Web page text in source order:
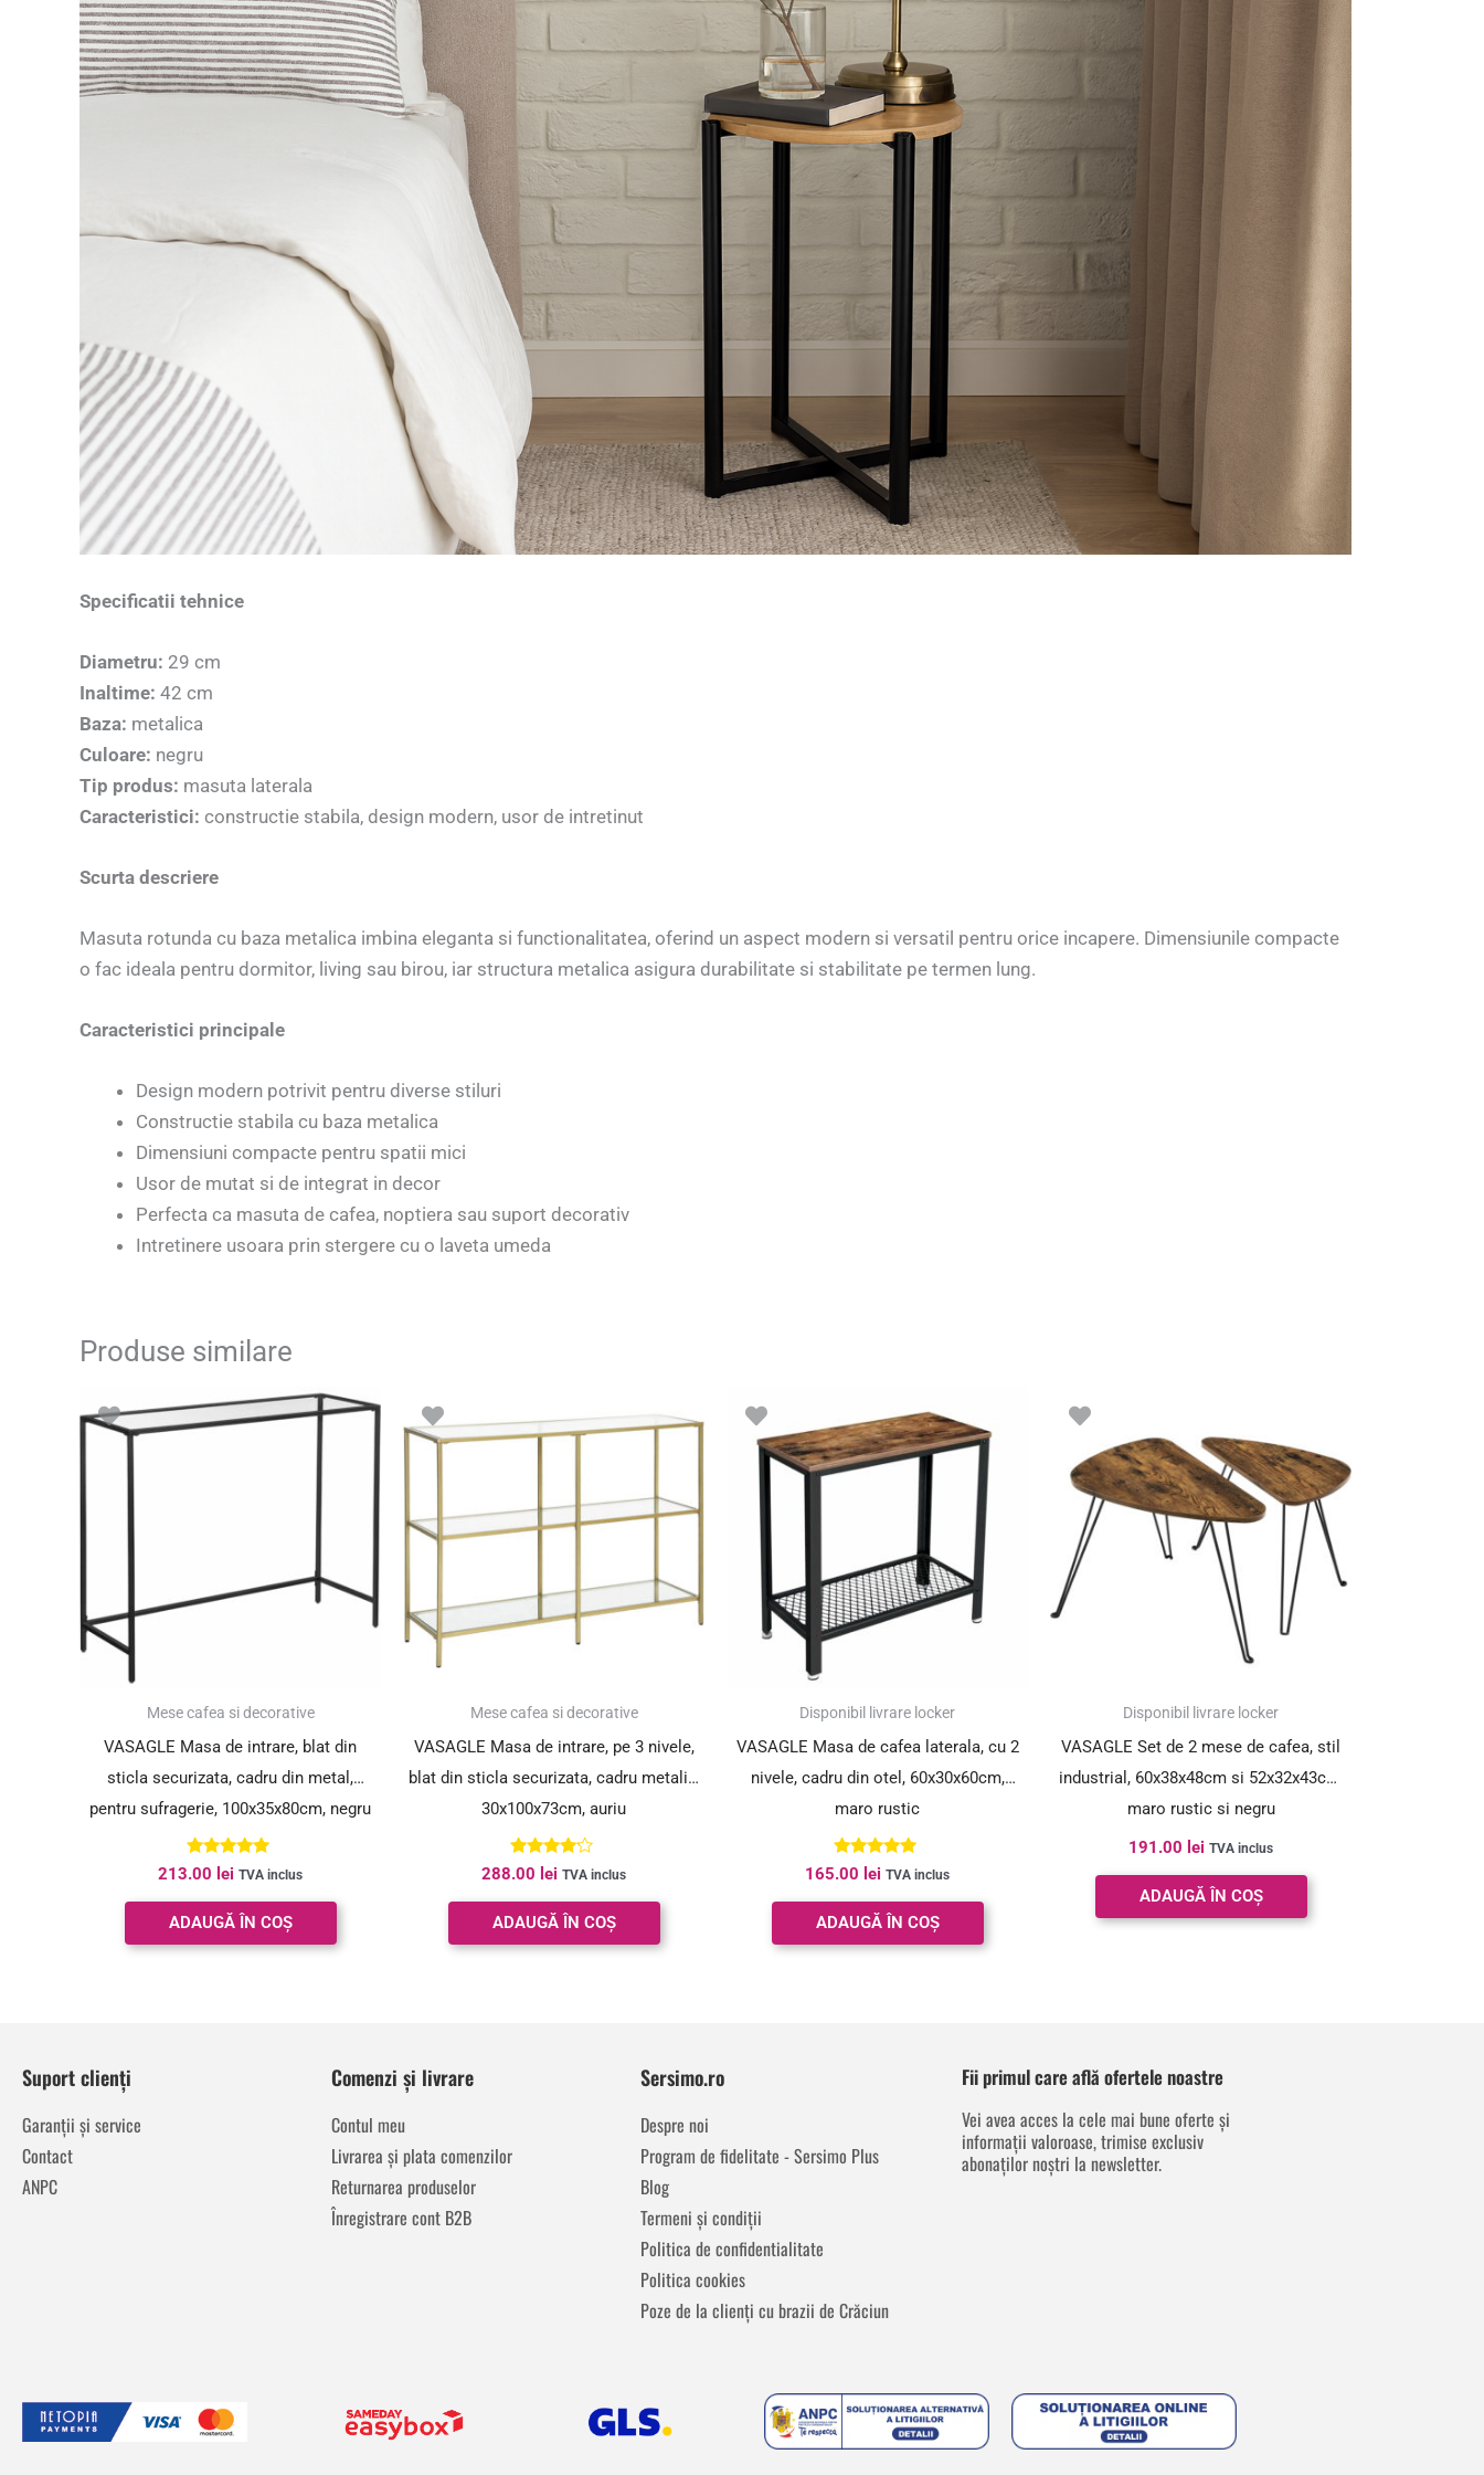
Specificatii tehnice
Diametru: 29 cm
Inaltime: 42 cm
Baza: metalica
Culoare: negru
Tip produs: masuta laterala
Caracteristici: constructie stabila, design modern, usor de intretinut
Scurta descriere
Masuta rotunda cu baza metalica imbina eleganta si functionalitatea, oferind un aspect modern si versatil pentru orice incapere. Dimensiunile compacte
o fac ideala pentru dormitor, living sau birou, iar structura metalica asigura durabilitate si stabilitate pe termen lung.
Caracteristici principale
Design modern potrivit pentru diverse stiluri
Constructie stabila cu baza metalica
Dimensiuni compacte pentru spatii mici
Usor de mutat si de integrat in decor
Perfecta ca masuta de cafea, noptiera sau suport decorativ
Intretinere usoara prin stergere cu o laveta umeda
Produse similare
Mese cafea si decorative
VASAGLE Masa de intrare, blat din
sticla securizata, cadru din metal,
pentru sufragerie, 100x35x80cm, negru
Evaluat la
5.00
din 5
213.00 lei TVA inclus
ADAUGĂ ÎN COȘ
Mese cafea si decorative
VASAGLE Masa de intrare, pe 3 nivele,
blat din sticla securizata, cadru metalic,
30x100x73cm, auriu
Evaluat la
4.00
din 5
288.00 lei TVA inclus
ADAUGĂ ÎN COȘ
Disponibil livrare locker
VASAGLE Masa de cafea laterala, cu 2
nivele, cadru din otel, 60x30x60cm,
maro rustic
Evaluat la
5.00
din 5
165.00 lei TVA inclus
ADAUGĂ ÎN COȘ
Disponibil livrare locker
VASAGLE Set de 2 mese de cafea, stil
industrial, 60x38x48cm si 52x32x43cm,
maro rustic si negru
191.00 lei TVA inclus
ADAUGĂ ÎN COȘ
Suport clienți
Garanții și service
Contact
ANPC
Comenzi și livrare
Contul meu
Livrarea și plata comenzilor
Returnarea produselor
Înregistrare cont B2B
Sersimo.ro
Despre noi
Program de fidelitate - Sersimo Plus
Blog
Termeni și condiții
Politica de confidentialitate
Politica cookies
Poze de la clienți cu brazii de Crăciun
Fii primul care află ofertele noastre
Vei avea acces la cele mai bune oferte și
informații valoroase, trimise exclusiv
abonaților noștri la newsletter.